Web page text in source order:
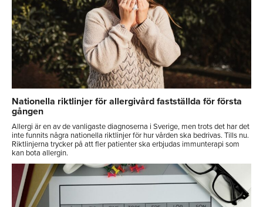
Nationella riktlinjer för allergivård fastställda för första
gången
Allergi är en av de vanligaste diagnoserna i Sverige, men trots det har det
inte funnits några nationella riktlinjer för hur vården ska bedrivas. Tills nu.
Riktlinjerna trycker på att fler patienter ska erbjudas immunterapi som
kan bota allergin.